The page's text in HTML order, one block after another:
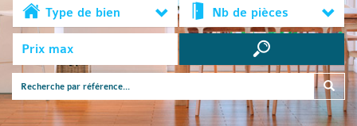
Type de bien Nb de pièces